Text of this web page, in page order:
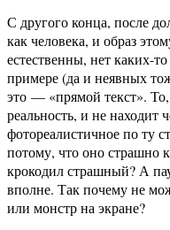
С другого конца, после
как человека, и образ
естественны, нет каких-
примере (да и неявных
это — «прямой текст».
реальность, и не
фотореалистичное по ту
потому, что оно страшно
крокодил страшный? А
вполне. Так почему не
или монстр на экране?